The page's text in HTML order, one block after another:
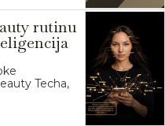
rutinu
Techa,